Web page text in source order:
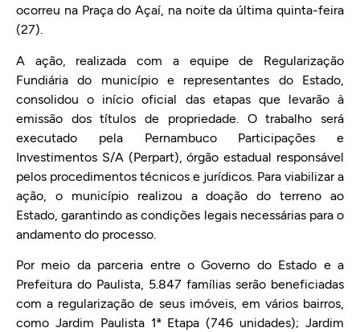
ocorreu na Praça do Açaí, na noite da última quinta-feira
(27).
A ação, realizada com a equipe de Regularização
Fundiária do município e representantes do Estado,
consolidou o início oficial das etapas que levarão à
emissão dos títulos de propriedade. O trabalho será
executado pela Pernambuco Participações e
Investimentos S/A (Perpart), órgão estadual responsável
pelos procedimentos técnicos e jurídicos. Para viabilizar a
ação, o município realizou a doação do terreno ao
Estado, garantindo as condições legais necessárias para o
andamento do processo.
Por meio da parceria entre o Governo do Estado e a
Prefeitura do Paulista, 5.847 famílias serão beneficiadas
com a regularização de seus imóveis, em vários bairros,
como Jardim Paulista 1ª Etapa (746 unidades); Jardim